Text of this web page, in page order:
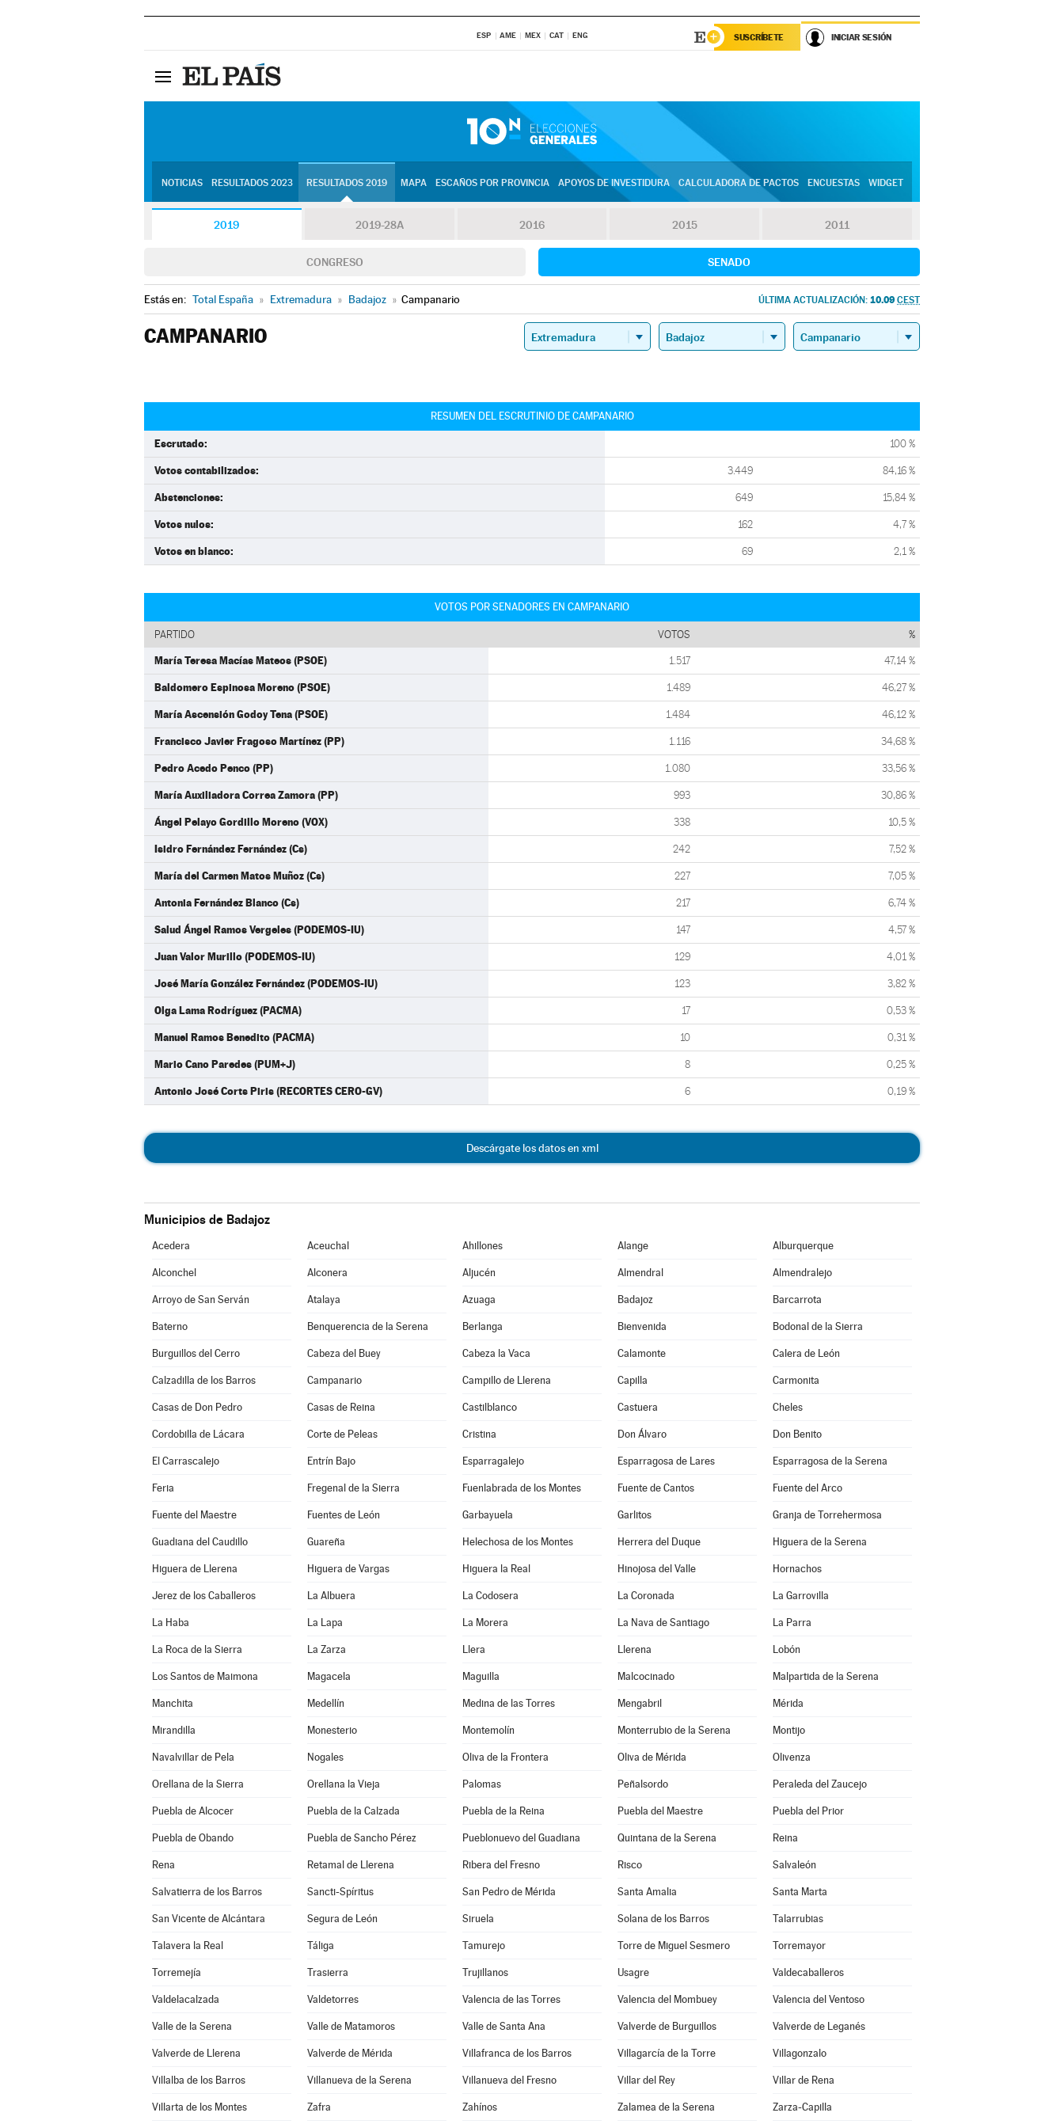
ESP AME MEX CAT ENG SUSCRÍBETE INICIAR SESIÓN
NOTICIAS RESULTADOS 2023 RESULTADOS 2019 MAPA ESCAÑOS POR PROVINCIA APOYOS DE INVESTIDURA CALCULADORA DE PACTOS ENCUESTAS WIDGET
2019 2019-28A 2016 2015 2011
CONGRESO SENADO
Estás en: Total España » Extremadura » Badajoz » Campanario ÚLTIMA ACTUALIZACIÓN: 10.09 CEST
CAMPANARIO
RESUMEN DEL ESCRUTINIO DE CAMPANARIO
Escrutado: 100 %
Votos contabilizados: 3.449 84,16 %
Abstenciones: 649 15,84 %
Votos nulos: 162 4,7 %
Votos en blanco: 69 2,1 %
VOTOS POR SENADORES EN CAMPANARIO
PARTIDO VOTOS %
María Teresa Macías Mateos (PSOE) 1.517 47,14 %
Baldomero Espinosa Moreno (PSOE) 1.489 46,27 %
María Ascensión Godoy Tena (PSOE) 1.484 46,12 %
Francisco Javier Fragoso Martínez (PP) 1.116 34,68 %
Pedro Acedo Penco (PP) 1.080 33,56 %
María Auxiliadora Correa Zamora (PP) 993 30,86 %
Ángel Pelayo Gordillo Moreno (VOX) 338 10,5 %
Isidro Fernández Fernández (Cs) 242 7,52 %
María del Carmen Matos Muñoz (Cs) 227 7,05 %
Antonia Fernández Blanco (Cs) 217 6,74 %
Salud Ángel Ramos Vergeles (PODEMOS-IU) 147 4,57 %
Juan Valor Murillo (PODEMOS-IU) 129 4,01 %
José María González Fernández (PODEMOS-IU) 123 3,82 %
Olga Lama Rodríguez (PACMA) 17 0,53 %
Manuel Ramos Benedito (PACMA) 10 0,31 %
Mario Cano Paredes (PUM+J) 8 0,25 %
Antonio José Corts Piris (RECORTES CERO-GV) 6 0,19 %
Descárgate los datos en xml
Municipios de Badajoz
Acedera Aceuchal Ahillones Alange Alburquerque
Alconchel Alconera Aljucén Almendral Almendralejo
Arroyo de San Serván Atalaya Azuaga Badajoz Barcarrota
Baterno Benquerencia de la Serena Berlanga Bienvenida Bodonal de la Sierra
Burguillos del Cerro Cabeza del Buey Cabeza la Vaca Calamonte Calera de León
Calzadilla de los Barros Campanario Campillo de Llerena Capilla Carmonita
Casas de Don Pedro Casas de Reina Castilblanco Castuera Cheles
Cordobilla de Lácara Corte de Peleas Cristina Don Álvaro Don Benito
El Carrascalejo Entrín Bajo Esparragalejo Esparragosa de Lares Esparragosa de la Serena
Feria Fregenal de la Sierra Fuenlabrada de los Montes Fuente de Cantos Fuente del Arco
Fuente del Maestre Fuentes de León Garbayuela Garlitos Granja de Torrehermosa
Guadiana del Caudillo Guareña Helechosa de los Montes Herrera del Duque Higuera de la Serena
Higuera de Llerena Higuera de Vargas Higuera la Real Hinojosa del Valle Hornachos
Jerez de los Caballeros La Albuera La Codosera La Coronada La Garrovilla
La Haba La Lapa La Morera La Nava de Santiago La Parra
La Roca de la Sierra La Zarza Llera Llerena Lobón
Los Santos de Maimona Magacela Maguilla Malcocinado Malpartida de la Serena
Manchita Medellín Medina de las Torres Mengabril Mérida
Mirandilla Monesterio Montemolín Monterrubio de la Serena Montijo
Navalvillar de Pela Nogales Oliva de la Frontera Oliva de Mérida Olivenza
Orellana de la Sierra Orellana la Vieja Palomas Peñalsordo Peraleda del Zaucejo
Puebla de Alcocer Puebla de la Calzada Puebla de la Reina Puebla del Maestre Puebla del Prior
Puebla de Obando Puebla de Sancho Pérez Pueblonuevo del Guadiana Quintana de la Serena Reina
Rena Retamal de Llerena Ribera del Fresno Risco Salvaleón
Salvatierra de los Barros Sancti-Spíritus San Pedro de Mérida Santa Amalia Santa Marta
San Vicente de Alcántara Segura de León Siruela Solana de los Barros Talarrubias
Talavera la Real Táliga Tamurejo Torre de Miguel Sesmero Torremayor
Torremejía Trasierra Trujillanos Usagre Valdecaballeros
Valdelacalzada Valdetorres Valencia de las Torres Valencia del Mombuey Valencia del Ventoso
Valle de la Serena Valle de Matamoros Valle de Santa Ana Valverde de Burguillos Valverde de Leganés
Valverde de Llerena Valverde de Mérida Villafranca de los Barros Villagarcía de la Torre Villagonzalo
Villalba de los Barros Villanueva de la Serena Villanueva del Fresno Villar del Rey Villar de Rena
Villarta de los Montes Zafra Zahínos Zalamea de la Serena Zarza-Capilla